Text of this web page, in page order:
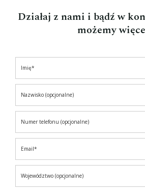
Działaj z nami i bądź w
możemy